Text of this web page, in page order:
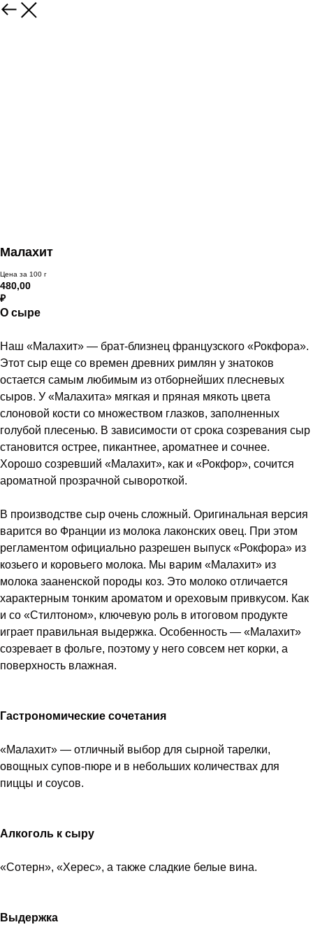
Малахит
Цена за 100 г
480,00
₽
О сыре
Наш «Малахит» — брат-близнец французского «Рокфора».
Этот сыр еще со времен древних римлян у знатоков
остается самым любимым из отборнейших плесневых
сыров. У «Малахита» мягкая и пряная мякоть цвета
слоновой кости со множеством глазков, заполненных
голубой плесенью. В зависимости от срока созревания сыр
становится острее, пикантнее, ароматнее и сочнее.
Хорошо созревший «Малахит», как и «Рокфор», сочится
ароматной прозрачной сывороткой.
В производстве сыр очень сложный. Оригинальная версия
варится во Франции из молока лаконских овец. При этом
регламентом официально разрешен выпуск «Рокфора» из
козьего и коровьего молока. Мы варим «Малахит» из
молока зааненской породы коз. Это молоко отличается
характерным тонким ароматом и ореховым привкусом. Как
и со «Стилтоном», ключевую роль в итоговом продукте
играет правильная выдержка. Особенность — «Малахит»
созревает в фольге, поэтому у него совсем нет корки, а
поверхность влажная.
Гастрономические сочетания
«Малахит» — отличный выбор для сырной тарелки,
овощных супов-пюре и в небольших количествах для
пиццы и соусов.
Алкоголь к сыру
«Сотерн», «Херес», а также сладкие белые вина.
Выдержка